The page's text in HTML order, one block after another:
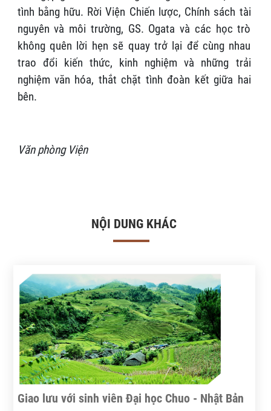
tình bằng hữu. Rời Viện Chiến lược, Chính sách tài
nguyên và môi trường, GS. Ogata và các học trò
không quên lời hẹn sẽ quay trở lại để cùng nhau
trao đổi kiến thức, kinh nghiệm và những trải
nghiệm văn hóa, thắt chặt tình đoàn kết giữa hai
bên.
Văn phòng Viện
NỘI DUNG KHÁC
Giao lưu với sinh viên Đại học Chuo - Nhật Bản